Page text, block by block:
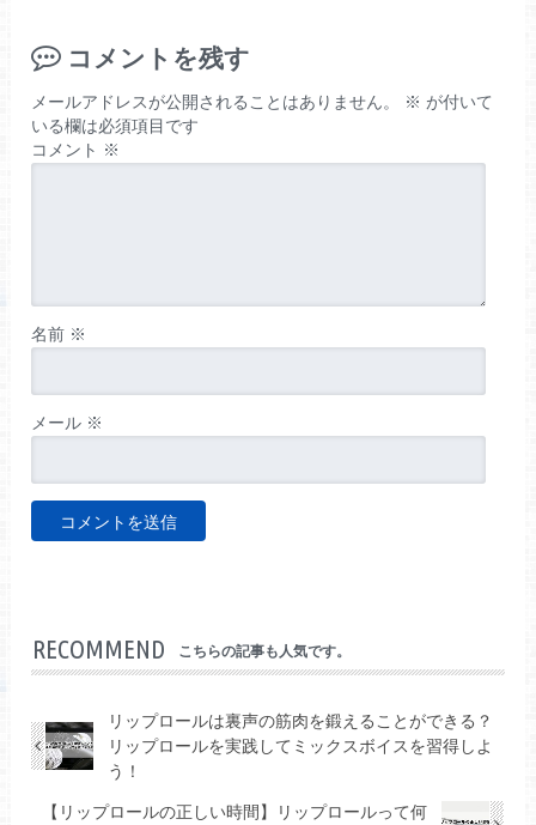
コメントを残す
メールアドレスが公開されることはありません。 ※ が付いて
いる欄は必須項目です
コメント ※
名前 ※
メール ※
RECOMMEND こちらの記事も人気です。
リップロールは裏声の筋肉を鍛えることができる？
リップロールを実践してミックスボイスを習得しよ
う！
【リップロールの正しい時間】リップロールって何